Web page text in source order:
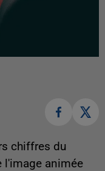
chiffres du
l'image animée